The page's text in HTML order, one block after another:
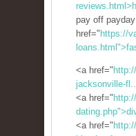
pay off
href=" https://
<a href="
jacksonville-
<a href="
<a href="